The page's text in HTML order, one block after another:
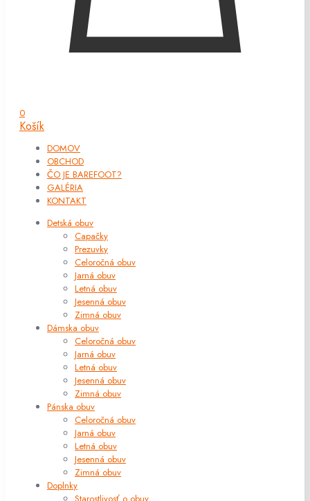
0
Košík
DOMOV
OBCHOD
ČO JE BAREFOOT?
GALÉRIA
KONTAKT
Detská obuv
Capačky
Prezuvky
Celoročná obuv
Jarná obuv
Letná obuv
Jesenná obuv
Zimná obuv
Dámska obuv
Celoročná obuv
Jarná obuv
Letná obuv
Jesenná obuv
Zimná obuv
Pánska obuv
Celoročná obuv
Jarná obuv
Letná obuv
Jesenná obuv
Zimná obuv
Doplnky